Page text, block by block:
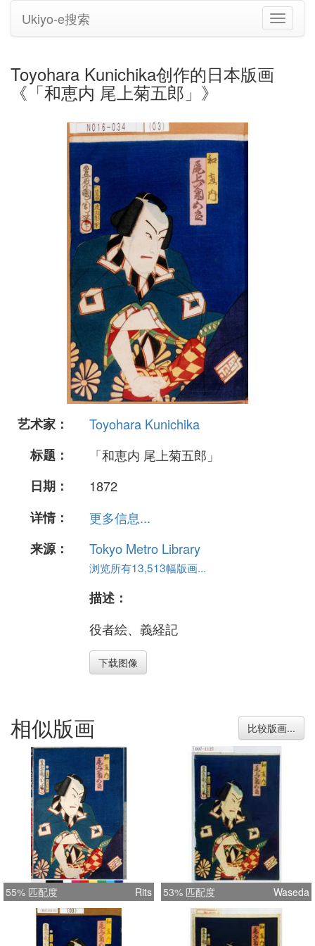
切
换
Ukiyo-e搜索
Toyohara Kunichika创作的日本版画
《「和恵内 尾上菊五郎」》
艺术家：
Toyohara Kunichika
标题：
「和恵内 尾上菊五郎」
日期：
1872
详情：
更多信息...
来源：
Tokyo Metro Library
浏览所有13,513幅版画...
描述：
役者絵、義経記
下载图像
相似版画 比较版画...
55% 匹配度 Rits 53% 匹配度 Waseda